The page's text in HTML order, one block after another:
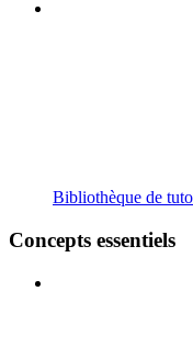
Bibliothèque de
Concepts essentiels